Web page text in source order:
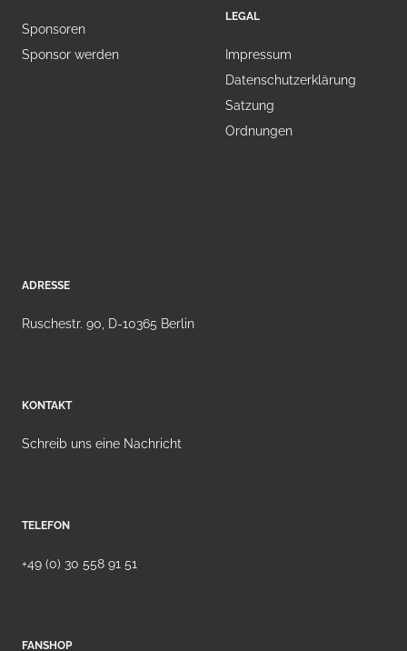
Sponsoren
Sponsor werden
LEGAL
Impressum
Datenschutzerklärung
Satzung
Ordnungen
ADRESSE
Ruschestr. 90, D-10365 Berlin
KONTAKT
Schreib uns eine Nachricht
TELEFON
+49 (0) 30 558 91 51
FANSHOP